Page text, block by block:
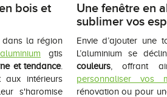
bois et
dans la région
gtis
et tendance.
aux intérieurs
s'haromise
Une fenêtre en
sublimer vos
Envie d’ajouter une
L’aluminium se
couleurs, offrant
personnaliser vos
rénovation ou pour